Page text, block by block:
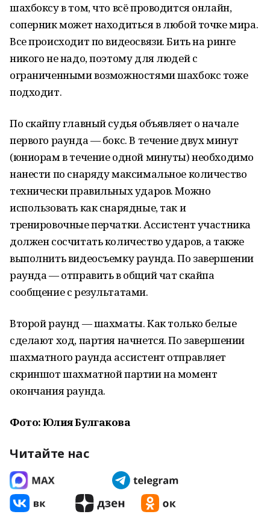
шахбоксу в том, что всё проводится онлайн,
соперник может находиться в любой точке мира.
Все происходит по видеосвязи. Бить на ринге
никого не надо, поэтому для людей с
ограниченными возможностями шахбокс тоже
подходит.
По скайпу главный судья объявляет о начале
первого раунда — бокс. В течение двух минут
(юниорам в течение одной минуты) необходимо
нанести по снаряду максимальное количество
технически правильных ударов. Можно
использовать как снарядные, так и
тренировочные перчатки. Ассистент участника
должен сосчитать количество ударов, а также
выполнить видеосъемку раунда. По завершении
раунда — отправить в общий чат скайпа
сообщение с результатами.
Второй раунд — шахматы. Как только белые
сделают ход, партия начнется. По завершении
шахматного раунда ассистент отправляет
скриншот шахматной партии на момент
окончания раунда.
Фото: Юлия Булгакова
Читайте нас